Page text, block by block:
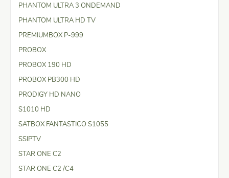
PHANTOM ULTRA 3 ONDEMAND
PHANTOM ULTRA HD TV
PREMIUMBOX P-999
PROBOX
PROBOX 190 HD
PROBOX PB300 HD
PRODIGY HD NANO
S1010 HD
SATBOX FANTASTICO S1055
SSIPTV
STAR ONE C2
STAR ONE C2 /C4